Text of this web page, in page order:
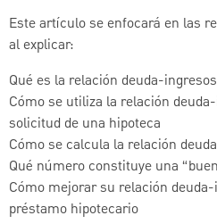
Este artículo se enfocará en las
al explicar:
Qué es la relación deuda-ingresos
Cómo se utiliza la relación
solicitud de una hipoteca
Cómo se calcula la relación
Qué número constituye una
Cómo mejorar su relación
préstamo hipotecario